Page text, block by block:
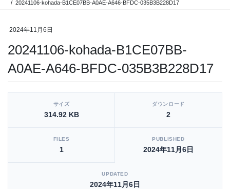
20241106-kohada-B1CE07BB-A0AE-A646-BFDC-035B3B228D17
2024年11月6日
20241106-kohada-B1CE07BB-
A0AE-A646-BFDC-035B3B228D17
[video_player_1200x800]
サイズ
314.92 KB
ダウンロード
2
FILES
1
PUBLISHED
2024年11月6日
UPDATED
2024年11月6日